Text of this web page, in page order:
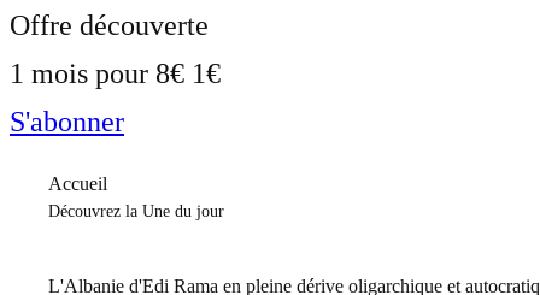
Offre découverte
1 mois pour 8€ 1€
S'abonner
Accueil
Découvrez la Une du jour
L'Albanie d'Edi Rama en pleine dérive oligarchique et